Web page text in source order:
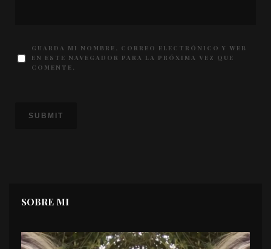
GUARDA MI NOMBRE, CORREO ELECTRÓNICO Y WEB
EN ESTE NAVEGADOR PARA LA PRÓXIMA VEZ QUE
COMENTE.
SOBRE MI